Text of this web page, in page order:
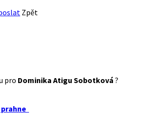
Zpět
pro Dominika Atigu Sobotková ?
prahne